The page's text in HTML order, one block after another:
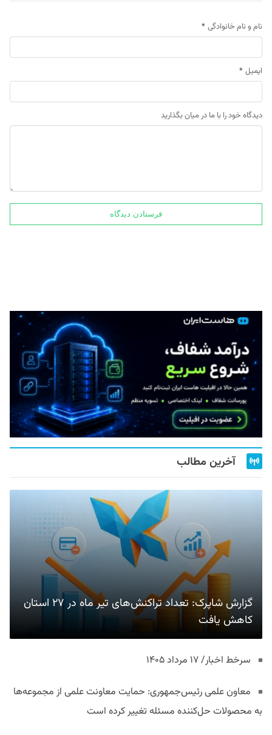
نام و نام خانوادگی *
ایمیل *
دیدگاه خود را با ما در میان بگذارید
آخرین مطالب
گزارش شاپرک: تعداد تراکنش‌های تیر ماه در ۲۷ استان‌
کاهش یافت
سرخط اخبار/ ۱۷ مرداد ۱۴۰۵
معاون علمی رئیس‌جمهوری: حمایت معاونت علمی از مجموعه‌ها
به محصولات حل‌کننده مسئله تغییر کرده است